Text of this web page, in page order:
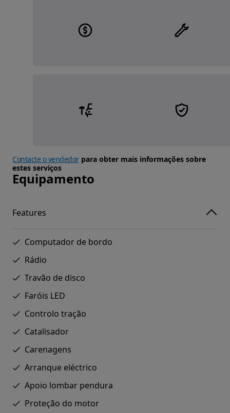
Contacte o vendedorpara obter mais informações sobre
estes serviços
Equipamento
Features
Computador de bordo
Rádio
Travão de disco
Faróis LED
Controlo tração
Catalisador
Carenagens
Arranque eléctrico
Apoio lombar pendura
Proteção do motor